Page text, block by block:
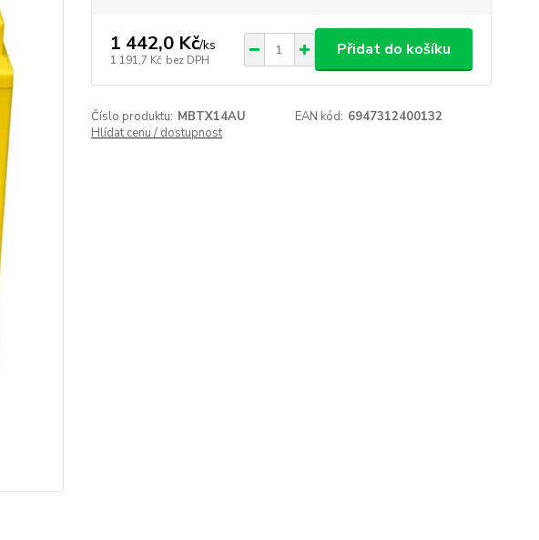
1 442,0 Kč/ks
1 191,7 Kč bez DPH
Přidat do košíku
Číslo produktu: MBTX14AU EAN kód: 6947312400132
Hlídat cenu / dostupnost